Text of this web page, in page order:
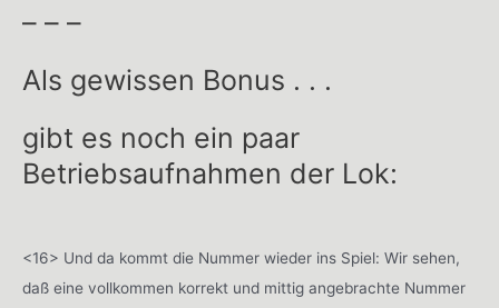
– – –
Als gewissen Bonus . . .
gibt es noch ein paar
Betriebsaufnahmen der Lok:
<16> Und da kommt die Nummer wieder ins Spiel: Wir sehen,
daß eine vollkommen korrekt und mittig angebrachte Nummer